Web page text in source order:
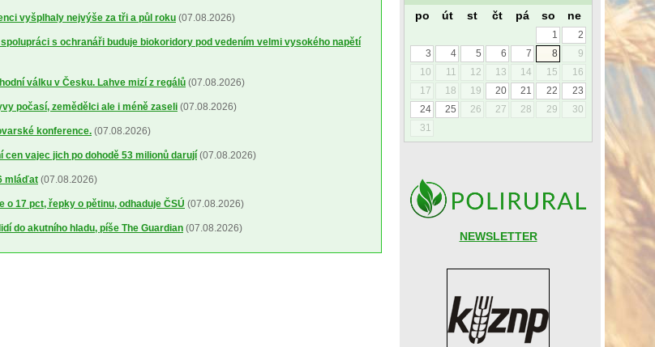
vyšplhaly nejvýše za tři a půl roku (07.08.2026)
s ochranáři buduje biokoridory pod vedením velmi vysokého napětí
válku v Česku. Lahve mizí z regálů (07.08.2026)
počasí, zemědělci ale i méně zaseli (07.08.2026)
konference. (07.08.2026)
vajec jich po dohodě 53 milionů darují (07.08.2026)
mláďat (07.08.2026)
17 pct, řepky o pětinu, odhaduje ČSÚ (07.08.2026)
do akutního hladu, píše The Guardian (07.08.2026)
po út st čt pá so ne
1
2
3
4 5 6 7 8
9
10
11 12 13 14 15
16
17
18 19 20 21 22
23
24
25 26 27 28 29
30
31
NEWSLETTER